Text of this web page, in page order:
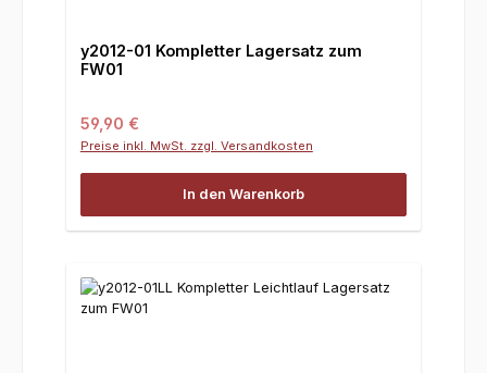
y2012-01 Kompletter Lagersatz zum
FW01
Regulärer Preis:
59,90 €
Preise inkl. MwSt. zzgl. Versandkosten
In den Warenkorb